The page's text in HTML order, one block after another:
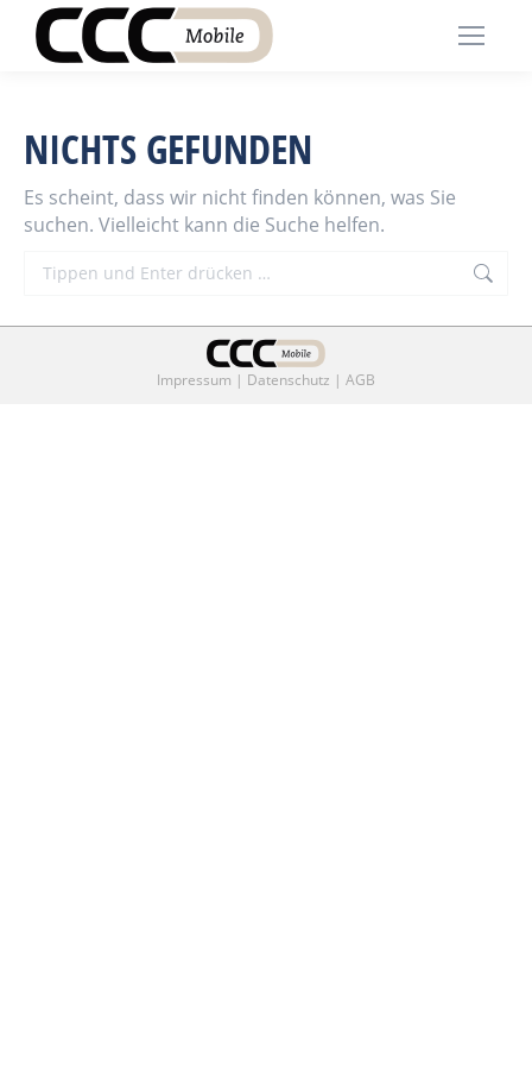
NICHTS GEFUNDEN
Es scheint, dass wir nicht finden können, was Sie
suchen. Vielleicht kann die Suche helfen.
Search:
Impressum | Datenschutz | AGB